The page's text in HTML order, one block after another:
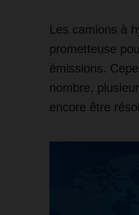
Les camions à
prometteuse
émissions.
nombre,
encore être